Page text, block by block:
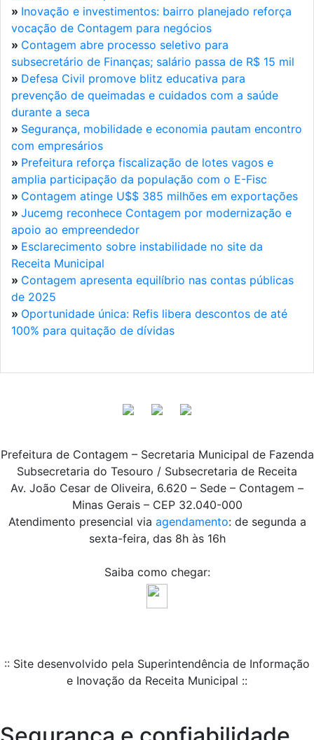
» Inovação e investimentos: bairro planejado reforça
vocação de Contagem para negócios
» Contagem abre processo seletivo para
subsecretário de Finanças; salário passa de R$ 15 mil
» Defesa Civil promove blitz educativa para
prevenção de queimadas e cuidados com a saúde
durante a seca
» Segurança, mobilidade e economia pautam encontro
com empresários
» Prefeitura reforça fiscalização de lotes vagos e
amplia participação da população com o E-Fisc
» Contagem atinge U$$ 385 milhões em exportações
» Jucemg reconhece Contagem por modernização e
apoio ao empreendedor
» Esclarecimento sobre instabilidade no site da
Receita Municipal
» Contagem apresenta equilíbrio nas contas públicas
de 2025
» Oportunidade única: Refis libera descontos de até
100% para quitação de dívidas
Prefeitura de Contagem – Secretaria Municipal de Fazenda
Subsecretaria do Tesouro / Subsecretaria de Receita
Av. João Cesar de Oliveira, 6.620 – Sede – Contagem –
Minas Gerais – CEP 32.040-000
Atendimento presencial via agendamento: de segunda a
sexta-feira, das 8h às 16h
Saiba como chegar:
:: Site desenvolvido pela Superintendência de Informação
e Inovação da Receita Municipal ::